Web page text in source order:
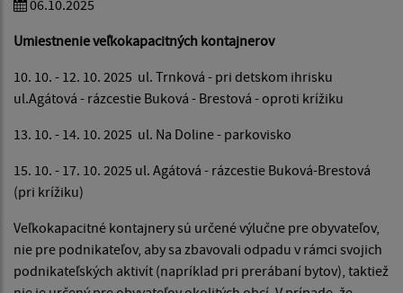
06.10.2025
Umiestnenie veľkokapacitných kontajnerov
10. 10. - 12. 10. 2025 ul. Trnková - pri detskom ihrisku
ul.Agátová - rázcestie Buková - Brestová - oproti krížiku
13. 10. - 14. 10. 2025 ul. Na Doline - parkovisko
15. 10. - 17. 10. 2025 ul. Agátová - rázcestie Buková-Brestová
(pri krížiku)
Veľkokapacitné kontajnery sú určené výlučne pre obyvateľov,
nie pre podnikateľov, aby sa zbavovali odpadu v rámci svojich
podnikateľských aktivít (napríklad pri prerábaní bytov), taktiež